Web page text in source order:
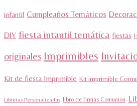
infantil Cumpleaños Temáticos
DIY fiesta intantil temática fiestas
originales Imprimibles
Kit de fiesta Imprimible Kit imprimible
Libretas Personalizadas libro de firmas Comunion